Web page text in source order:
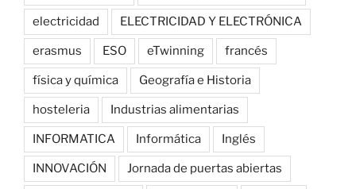
electricidad ELECTRICIDAD Y ELECTRÓNICA
erasmus ESO eTwinning francés
física y química Geografía e Historia
hosteleria Industrias alimentarias
INFORMATICA Informática Inglés
INNOVACIÓN Jornada de puertas abiertas